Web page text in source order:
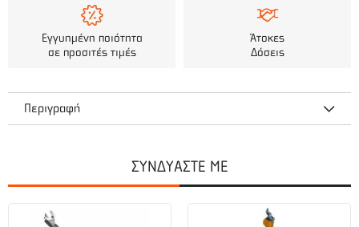
Εγγυημένη ποιότητα
σε προσιτές τιμές
Άτοκες
Δόσεις
Περιγραφή
Τεχνικά χαρακτηριστικά
ΣΥΝΔΥΑΣΤΕ ΜΕ